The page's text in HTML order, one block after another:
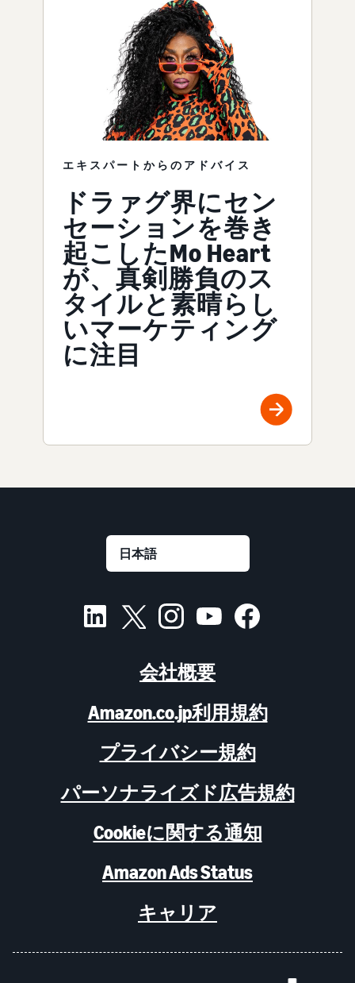
エキスパートからのアドバイス
ドラァグ界にセン
セーションを巻き
起こしたMo Heart
が、真剣勝負のス
タイルと素晴らし
いマーケティング
に注目
会社概要
Amazon.co.jp利用規約
プライバシー規約
パーソナライズド広告規約
Cookieに関する通知
Amazon Ads Status
キャリア